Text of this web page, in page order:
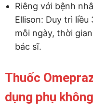
Riêng với bệnh
Ellison: Duy trì liều
mỗi ngày, thời
bác sĩ.
Thuốc
dụng phụ